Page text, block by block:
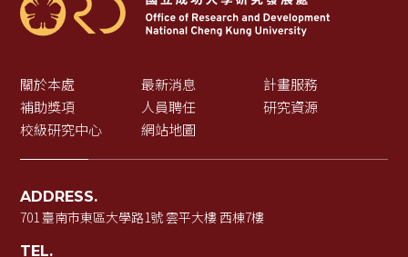
關於本處 最新消息
計畫服務
補助獎項
人員聘任
研究資源
校級研究中心
網站地圖
ADDRESS.
701 臺南市東區大學路1號 雲平大樓 西棟7樓
TEL.